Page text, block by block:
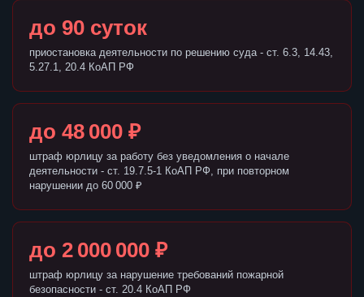
до 90 суток
приостановка деятельности по решению суда - ст. 6.3, 14.43,
5.27.1, 20.4 КоАП РФ
до 48 000 ₽
штраф юрлицу за работу без уведомления о начале
деятельности - ст. 19.7.5-1 КоАП РФ, при повторном
нарушении до 60 000 ₽
до 2 000 000 ₽
штраф юрлицу за нарушение требований пожарной
безопасности - ст. 20.4 КоАП РФ